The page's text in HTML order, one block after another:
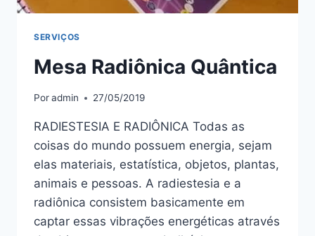
SERVIÇOS
Mesa Radiônica Quântica
Poradmin 27/05/2019
RADIESTESIA E RADIÔNICA Todas as
coisas do mundo possuem energia, sejam
elas materiais, estatística, objetos, plantas,
animais e pessoas. A radiestesia e a
radiônica consistem basicamente em
captar essas vibrações energéticas através